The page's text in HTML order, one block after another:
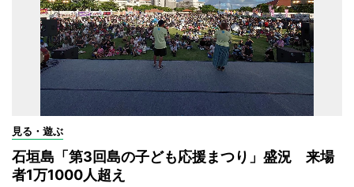
見る・遊ぶ
石垣島「第3回島の子ども応援まつり」盛況 来場
者1万1000人超え